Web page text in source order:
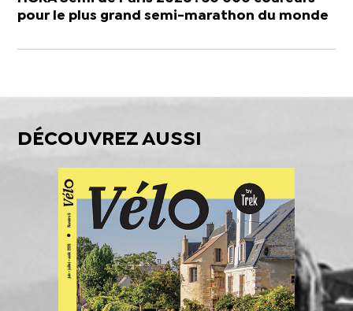
pour le plus grand semi-marathon du monde
DÉCOUVREZ AUSSI